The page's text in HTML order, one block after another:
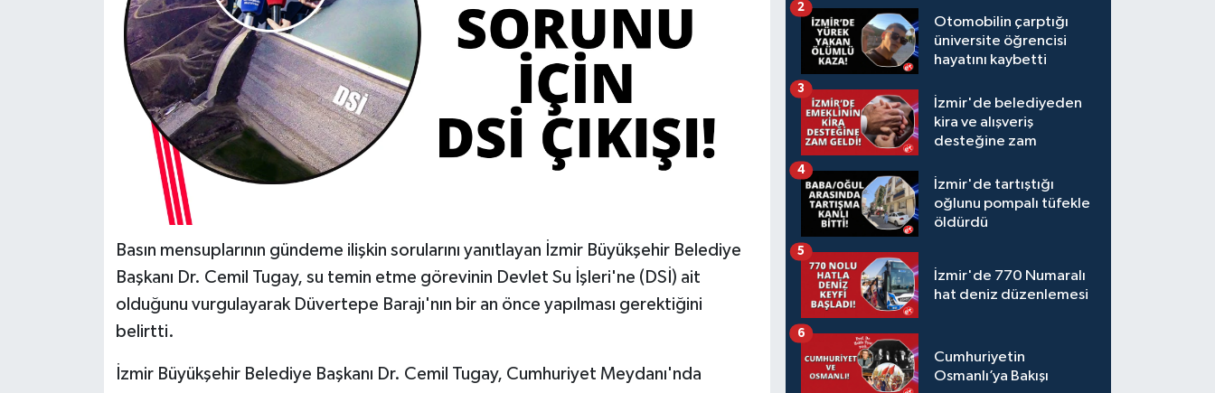
Basın mensuplarının gündeme ilişkin sorularını yanıtlayan İzmir Büyükşehir Belediye
Başkanı Dr. Cemil Tugay, su temin etme görevinin Devlet Su İşleri'ne (DSİ) ait
olduğunu vurgulayarak Düvertepe Barajı'nın bir an önce yapılması gerektiğini
belirtti.
İzmir Büyükşehir Belediye Başkanı Dr. Cemil Tugay, Cumhuriyet Meydanı'nda
Otomobilin çarptığı
üniversite öğrencisi
hayatını kaybetti
2
İzmir'de belediyeden
kira ve alışveriş
desteğine zam
3
İzmir'de tartıştığı
oğlunu pompalı tüfekle
öldürdü
4
İzmir'de 770 Numaralı
hat deniz düzenlemesi
5
Cumhuriyetin
Osmanlı’ya Bakışı
6